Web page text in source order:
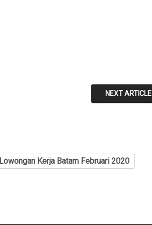
NEXT ARTICLE
Lowongan Kerja Batam Februari 2020